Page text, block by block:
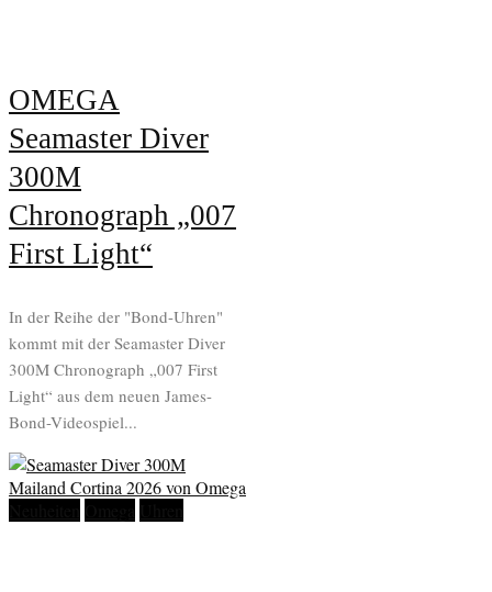
OMEGA
Seamaster Diver
300M
Chronograph „007
First Light“
In der Reihe der "Bond-Uhren"
kommt mit der Seamaster Diver
300M Chronograph „007 First
Light“ aus dem neuen James-
Bond-Videospiel...